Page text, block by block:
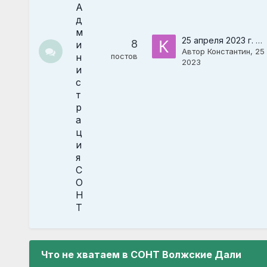
А
д
м
и
н
и
с
т
р
а
ц
и
я
С
О
Н
Т
8
постов
25 апреля 2023 г. Продолжаем ремонтировать Насосную Станцию
Автор Константин, 25
2023
Что не хватаем в СОНТ Волжские Дали